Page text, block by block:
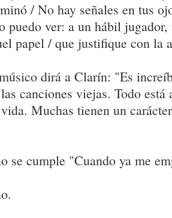
/ No hay señales en tus
puedo ver: a un hábil
papel / que justifique con la
dirá a Clarín: "Es
canciones viejas. Todo
Muchas tienen un
se cumple "Cuando ya me